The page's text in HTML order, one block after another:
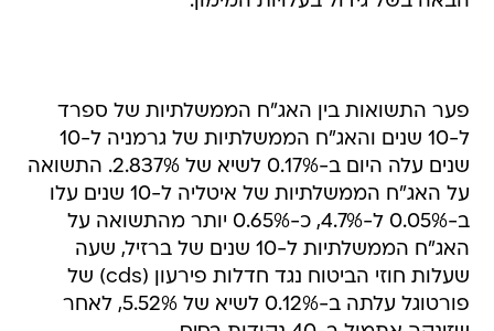
שנים עלה היום ב-0.17% לשיא של 2.837%. התשואה
על האג"ח הממשלתיות של איטליה ל-10 שנים עלו
ב-0.05% ל-4.7%, כ-0.65% יותר מהתשואה על
האג"ח הממשלתיות ל-10 שנים של ברזיל, שעה
שעלות חוזי הביטוח נגד חדלות פירעון (cds) של
פורטוגל עלתה ב-0.12% לשיא של 5.52%, לאחר
שזינקה אתמול ב-40 נקודות בסיס.